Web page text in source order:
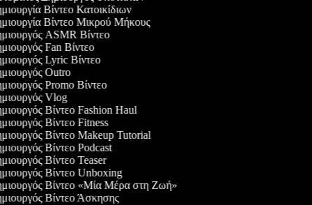
Βίντεο Κατοικίδιων
Βίντεο Μικρού Μήκους
ASMR Βίντεο
Fan Βίντεο
Lyric Βίντεο
Outro
Promo Βίντεο
Vlog
Βίντεο Fashion Haul
Βίντεο Fitness
Βίντεο Makeup Tutorial
Βίντεο Podcast
Βίντεο Teaser
Βίντεο Unboxing
Βίντεο «Μία Μέρα στη Ζωή»
Βίντεο Άσκησης